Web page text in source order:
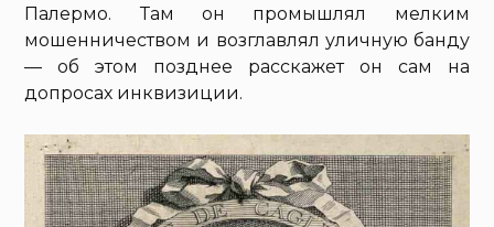
Палермо. Там он промышлял мелким
мошенничеством и возглавлял уличную банду
— об этом позднее расскажет он сам на
допросах инквизиции.